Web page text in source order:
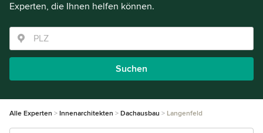
Experten, die Ihnen helfen können.
Suchen
Alle Experten Innenarchitekten Dachausbau Langenfeld